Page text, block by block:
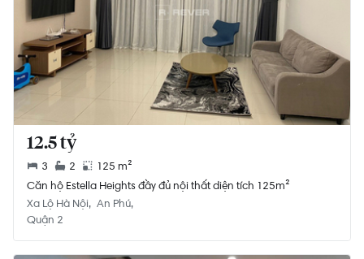
12.5 tỷ
3 2
125 m²
Căn hộ Estella Heights đầy đủ nội thất diện tích 125m²
Xa Lộ Hà Nội An Phú
Quận 2